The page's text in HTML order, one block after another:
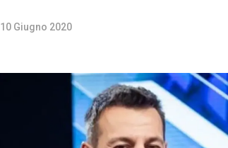
10 Giugno 2020